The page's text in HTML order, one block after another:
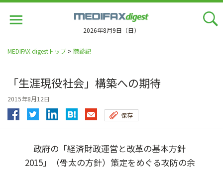
2026年8月9日（日）
MEDIFAX digestトップ > 聴診記
「生涯現役社会」構築への期待
2015年8月12日
保存
政府の「経済財政運営と改革の基本方針
2015」（骨太の方針）策定をめぐる攻防の余